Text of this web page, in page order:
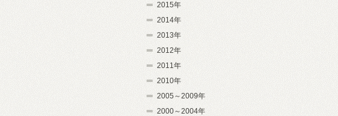
2015年
2014年
2013年
2012年
2011年
2010年
2005～2009年
2000～2004年